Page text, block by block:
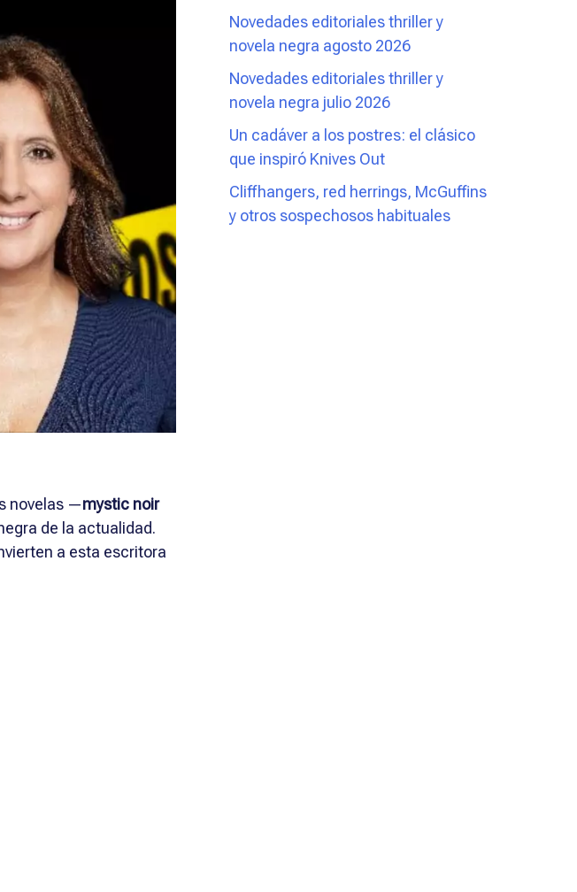
novelas —mystic noir
de la actualidad.
a esta escritora
Novedades editoriales thriller y
novela negra agosto 2026
Novedades editoriales thriller y
novela negra julio 2026
Un cadáver a los postres: el clásico
que inspiró Knives Out
Cliffhangers, red herrings, McGuffins
y otros sospechosos habituales